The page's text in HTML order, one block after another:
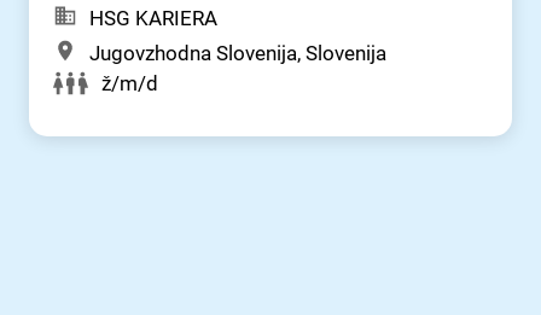
HSG KARIERA
Jugovzhodna Slovenija, Slovenija
ž/m/d